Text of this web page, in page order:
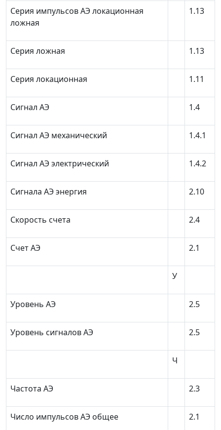
Серия импульсов АЭ локационная
ложная
1.13
Серия ложная 1.13
Серия локационная 1.11
Сигнал АЭ 1.4
Сигнал АЭ механический 1.4.1
Сигнал АЭ электрический 1.4.2
Сигнала АЭ энергия 2.10
Скорость счета 2.4
Счет АЭ 2.1
У
Уровень АЭ 2.5
Уровень сигналов АЭ 2.5
Ч
Частота АЭ 2.3
Число импульсов АЭ общее 2.1